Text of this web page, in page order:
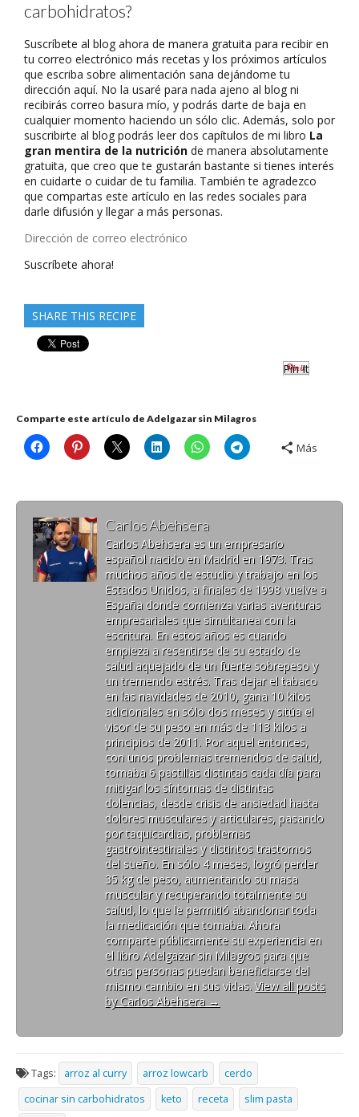
carbohidratos?
Suscríbete al blog ahora de manera gratuita para recibir en
tu correo electrónico más recetas y los próximos artículos
que escriba sobre alimentación sana dejándome tu
dirección aquí. No la usaré para nada ajeno al blog ni
recibirás correo basura mío, y podrás darte de baja en
cualquier momento haciendo un sólo clic. Además, solo por
suscribirte al blog podrás leer dos capítulos de mi libro La
gran mentira de la nutrición de manera absolutamente
gratuita, que creo que te gustarán bastante si tienes interés
en cuidarte o cuidar de tu familia. También te agradezco
que compartas este artículo en las redes sociales para
darle difusión y llegar a más personas.
Dirección
correo
Suscríbete ahora!
SHARE THIS RECIPE
Pin It
Comparte este artículo de Adelgazar sin Milagros
Más
Carlos Abehsera
Carlos Abehsera es un empresario
español nacido en Madrid en 1973. Tras
muchos años de estudio y trabajo en los
Estados Unidos, a finales de 1998 vuelve a
España donde comienza varias aventuras
empresariales que simultanea con la
escritura. En estos años es cuando
empieza a resentirse de su estado de
salud aquejado de un fuerte sobrepeso y
un tremendo estrés. Tras dejar el tabaco
en las navidades de 2010, gana 10 kilos
adicionales en sólo dos meses y sitúa el
visor de su peso en más de 113 kilos a
principios de 2011. Por aquel entonces,
con unos problemas tremendos de salud,
tomaba 6 pastillas distintas cada día para
mitigar los síntomas de distintas
dolencias, desde crisis de ansiedad hasta
dolores musculares y articulares, pasando
por taquicardias, problemas
gastrointestinales y distintos trastornos
del sueño. En sólo 4 meses, logró perder
35 kg de peso, aumentando su masa
muscular y recuperando totalmente su
salud, lo que le permitió abandonar toda
la medicación que tomaba. Ahora
comparte públicamente su experiencia en
el libro Adelgazar sin Milagros para que
otras personas puedan beneficiarse del
mismo cambio en sus vidas. View all posts
by Carlos Abehsera →
Tags: arroz al curry arroz lowcarb
cerdo
cocinar sin carbohidratos
keto receta
slim pasta